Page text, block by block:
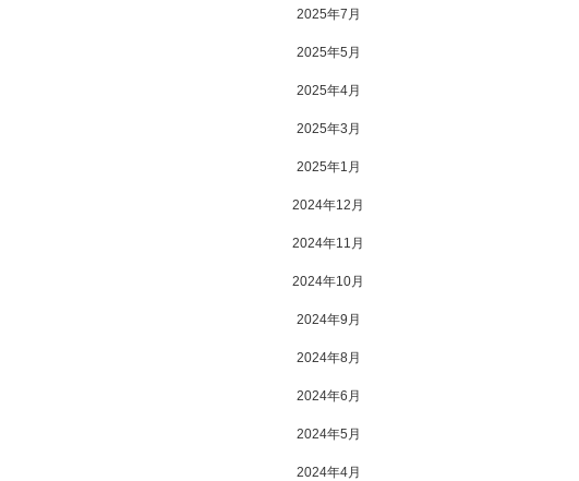
2025年7月
2025年5月
2025年4月
2025年3月
2025年1月
2024年12月
2024年11月
2024年10月
2024年9月
2024年8月
2024年6月
2024年5月
2024年4月